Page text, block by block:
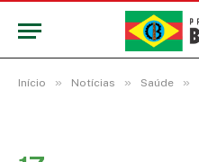
Início » Notícias » Saúde »